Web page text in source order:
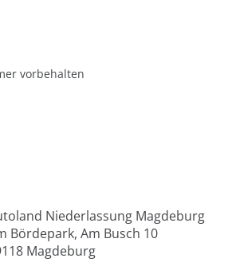
vorbehalten
Niederlassung Magdeburg
Bördepark, Am Busch 10
Magdeburg